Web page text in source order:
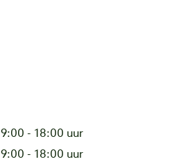
9:00 - 18:00 uur
9:00 - 18:00 uur